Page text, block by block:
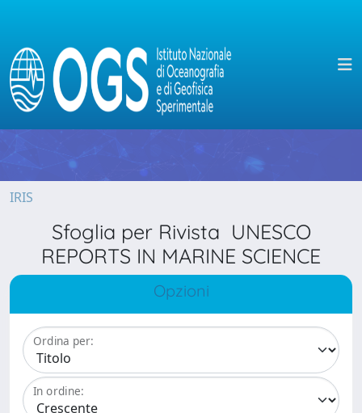
IRIS
Sfoglia per Rivista UNESCO
REPORTS IN MARINE SCIENCE
Opzioni
Ordina per:
In ordine: